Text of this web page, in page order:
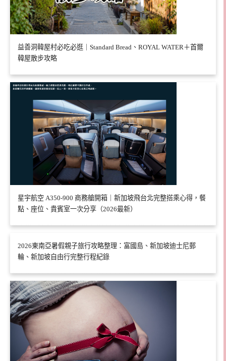
益善洞韓屋村必吃必逛｜Standard Bread、ROYAL WATER＋首爾
韓屋散步攻略
星宇航空 A350-900 商務艙開箱｜新加坡飛台北完整搭乘心得，餐
點、座位、貴賓室一次分享（2026最新）
2026東南亞暑假親子旅行攻略整理：富國島、新加坡迪士尼郵
輪、新加坡自由行完整行程紀錄